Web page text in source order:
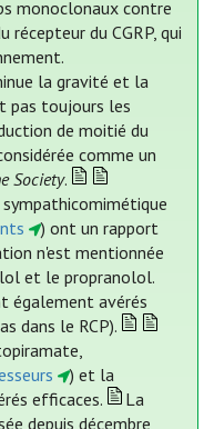
monoclonaux contre
du CGRP, qui
la gravité et la
pas toujours les
de moitié du
comme un
Society.
) ont un rapport
n'est mentionnée
et le propranolol.
également avérés
dans le RCP).
) et la
efficaces.
La
depuis décembre